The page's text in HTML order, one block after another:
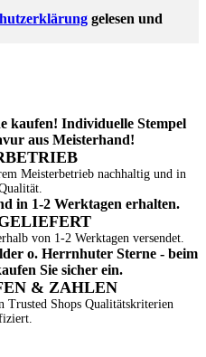
gelesen und
Meisterbetrieb nachhaltig und in
von 1-2 Werktagen versendet.
& ZAHLEN
Trusted Shops Qualitätskriterien